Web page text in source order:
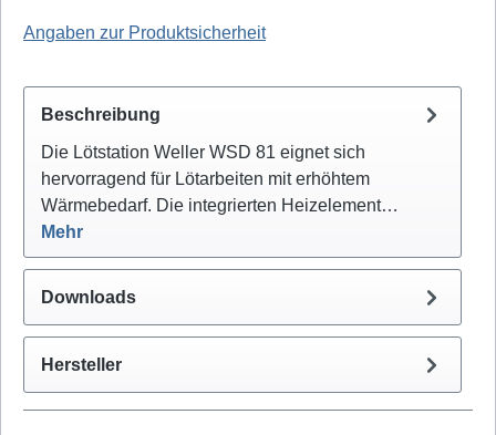
Angaben zur Produktsicherheit
Beschreibung
Die Lötstation Weller WSD 81 eignet sich
hervorragend für Lötarbeiten mit erhöhtem
Wärmebedarf. Die integrierten Heizelement…
Mehr
Downloads
Hersteller